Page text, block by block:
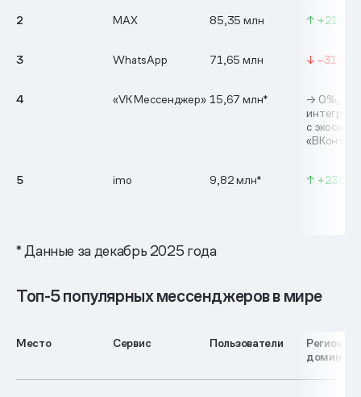
2 MAX 85,35 млн ↑
3 WhatsApp 71,65 млн ↓
4 «VK Мессенджер» 15,67 млн*
→ 0%,
с
5 imo 9,82 млн* ↑
* Данные за декабрь 2025 года
Топ-5 популярных мессенджеров в мире
Место Сервис Пользователи
Регион